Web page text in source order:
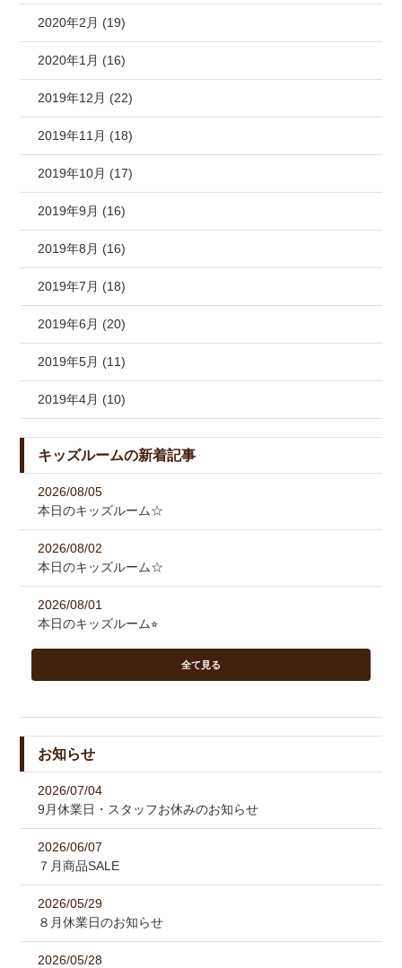
2020年2月 (19)
2020年1月 (16)
2019年12月 (22)
2019年11月 (18)
2019年10月 (17)
2019年9月 (16)
2019年8月 (16)
2019年7月 (18)
2019年6月 (20)
2019年5月 (11)
2019年4月 (10)
キッズルームの新着記事
2026/08/05
本日のキッズルーム☆
2026/08/02
本日のキッズルーム☆
2026/08/01
本日のキッズルーム⭐︎
全て見る
お知らせ
2026/07/04
9月休業日・スタッフお休みのお知らせ
2026/06/07
７月商品SALE
2026/05/29
８月休業日のお知らせ
2026/05/28